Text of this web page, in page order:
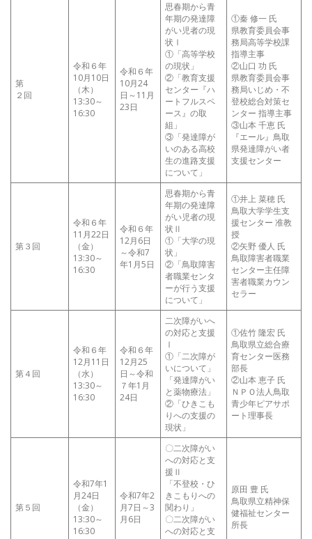
第
２回
令和６年
10月10日
（木）
13:30～
16:30
令和６年
10月24
日～11月
23日
思春期から青
年期の発達障
がい児者の現
状Ⅰ
①「高等学校
の現状」
②「教育支援
センター『ハ
ートフルスペ
ース』の取
組」
③「発達障が
いのある高校
生の進路支援
について」
①秦 修一 氏
県教育委員会事
務局高等学校課
指導主事
②山口 功 氏
県教育委員会事
務局いじめ・不
登校総合対策セ
ンター 指導主事
③山本 千恵 氏
『エール』鳥取
県発達障がい者
支援センター
第３回
令和６年
11月22日
（金）
13:30～
16:30
令和６年
12月6日
～令和7
年1月5日
思春期から青
年期の発達障
がい児者の現
状Ⅱ
①「大学の現
状」
②「鳥取障害
者職業センタ
ーが行う支援
について」
①井上 菜穂 氏
鳥取大学学生支
援センター 准教
授
②矢野 優人 氏
鳥取障害者職業
センター主任障
害者職業カウン
セラー
第４回
令和６年
12月11日
（水）
13:30～
16:30
令和６年
12月25
日～令和
７年1月
24日
二次障がいへ
の対応と支援
Ⅰ
①「二次障が
いについて」
「発達障がい
と薬物療法」
②「ひきこも
りへの支援の
現状」
①佐竹 隆宏 氏
鳥取県立総合療
育センター医務
部長
②山本 恵子 氏
ＮＰＯ法人鳥取
青少年ピアサポ
ート理事長
第５回
令和7年1
月24日
（金）
13:30～
16:30
令和7年2
月7日～3
月6日
〇二次障がい
への対応と支
援Ⅱ
「不登校・ひ
きこもりへの
関わり」
〇二次障がい
への対応と支
原田 豊 氏
鳥取県立精神保
健福祉センター
所長